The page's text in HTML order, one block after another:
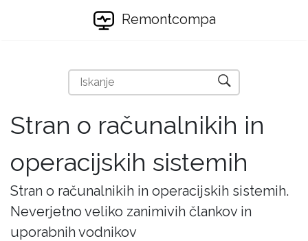
Remontcompa
Stran o računalnikih in
operacijskih sistemih
Stran o računalnikih in operacijskih sistemih.
Neverjetno veliko zanimivih člankov in
uporabnih vodnikov